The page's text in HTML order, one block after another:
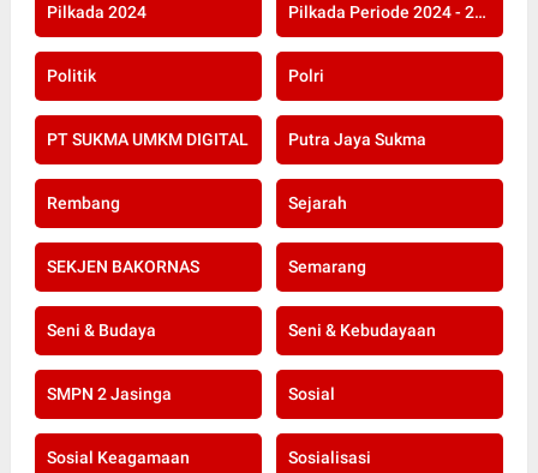
Pilkada 2024 Pilkada Periode 2024 - 2029
Politik Polri
PT SUKMA UMKM DIGITAL Putra Jaya Sukma
Rembang Sejarah
SEKJEN BAKORNAS Semarang
Seni & Budaya Seni & Kebudayaan
SMPN 2 Jasinga Sosial
Sosial Keagamaan Sosialisasi